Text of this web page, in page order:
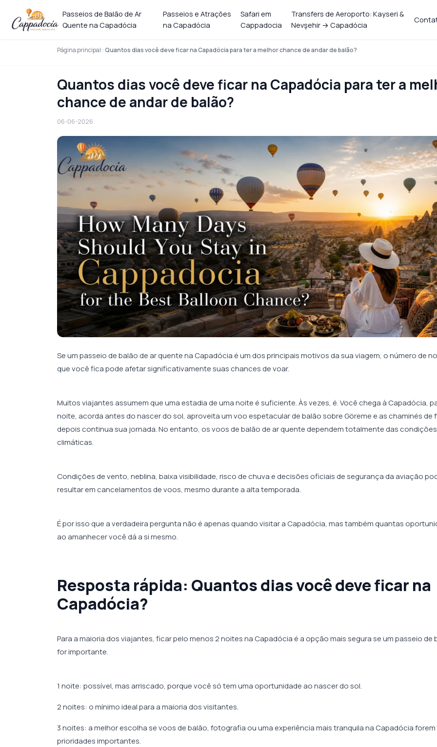
Passeios de Balão de Ar
Quente na Capadócia
Passeios e Atrações
na Capadócia
Safari em
Cappadocia
Transfers de Aeroporto: Kayseri &
Nevşehir → Capadócia
Página principal Quantos dias você deve ficar na Capadócia para ter a melhor chance de andar de balão?
Quantos dias você deve ficar na Capadócia para ter a
chance de andar de balão?
06-06-2026
Se um passeio de balão de ar quente na Capadócia é um dos principais motivos da sua viagem, o número de
que você fica pode afetar significativamente suas chances de voar.
Muitos viajantes assumem que uma estadia de uma noite é suficiente. Às vezes, é. Você chega à Capadócia,
noite, acorda antes do nascer do sol, aproveita um voo espetacular de balão sobre Göreme e as chaminés de
depois continua sua jornada. No entanto, os voos de balão de ar quente dependem totalmente das condições
climáticas.
Condições de vento, neblina, baixa visibilidade, risco de chuva e decisões oficiais de segurança da aviação
resultar em cancelamentos de voos, mesmo durante a alta temporada.
É por isso que a verdadeira pergunta não é apenas quando visitar a Capadócia, mas também quantas
ao amanhecer você dá a si mesmo.
Resposta rápida: Quantos dias você deve ficar na
Capadócia?
Para a maioria dos viajantes, ficar pelo menos 2 noites na Capadócia é a opção mais segura se um passeio de
for importante.
1 noite: possível, mas arriscado, porque você só tem uma oportunidade ao nascer do sol.
2 noites: o mínimo ideal para a maioria dos visitantes.
3 noites: a melhor escolha se voos de balão, fotografia ou uma experiência mais tranquila na Capadócia forem
prioridades importantes.